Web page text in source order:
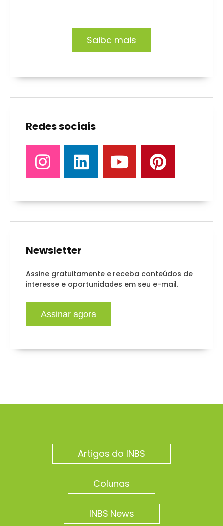
Saiba mais
Redes sociais
Newsletter
Assine gratuitamente e receba conteúdos de
interesse e oportunidades em seu e-mail.
Assinar agora
Artigos do INBS
Colunas
INBS News